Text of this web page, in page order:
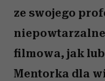
ze swojego
filmowa, jak
Mentorka dla